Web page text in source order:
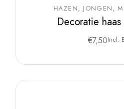
HAZEN JONGEN
Decoratie
€7,50Incl.